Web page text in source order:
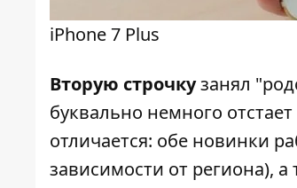
iPhone 7 Plus
Вторую строчкузанял
буквально немного
отличается: обе новинки
зависимости от региона), а